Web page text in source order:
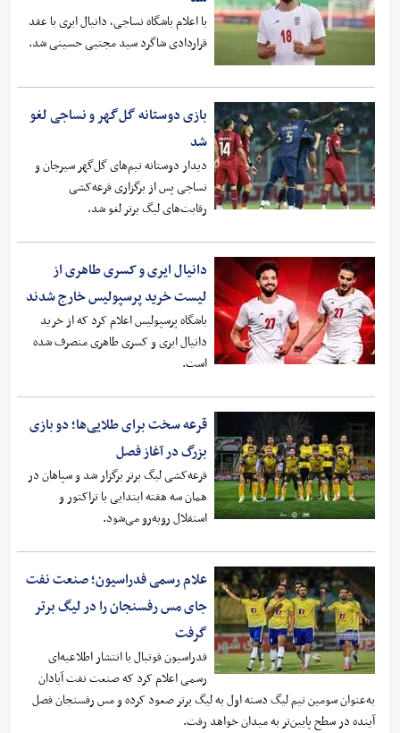
با اعلام باشگاه نساجی، دانیال ایری با عقد
قراردادی شاگرد سید مجتبی حسینی شد.
بازی دوستانه گل‌گهر و نساجی لغو
شد
دیدار دوستانه تیم‌های گل‌گهر سیرجان و
نساجی پس از برگزاری قرعه‌کشی
رقابت‌های لیگ برتر لغو شد‌.
دانیال ایری و کسری طاهری از
لیست خرید پرسپولیس خارج شدند
باشگاه پرسپولیس اعلام کرد که از خرید
دانیال ایری و کسری طاهری منصرف شده
است.
قرعه سخت برای طلایی‌ها؛ دو بازی
بزرگ در آغاز فصل
قرعه‌کشی لیگ برتر برگزار شد و سپاهان در
همان سه هفته ابتدایی با تراکتور و
استقلال روبه‌رو می‌شود.
علام رسمی فدراسیون؛ صنعت نفت
جای مس رفسنجان را در لیگ برتر
گرفت
فدراسیون فوتبال با انتشار اطلاعیه‌ای
رسمی اعلام کرد که صنعت نفت آبادان
به‌عنوان سومین تیم لیگ دسته اول به لیگ برتر صعود کرده و مس رفسنجان فصل
آینده در سطح پایین‌تر به میدان خواهد رفت.